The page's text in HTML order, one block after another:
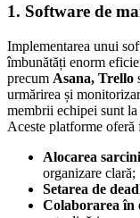
1. Software de
Implementarea unui
îmbunătăți enorm
precum Asana, Trello
urmărirea și
membrii echipei sunt
Aceste platforme
Alocarea
organizare clară;
Setarea de
Colaborarea în